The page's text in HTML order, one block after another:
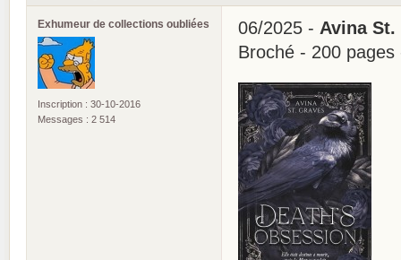
Exhumeur de collections oubliées
Inscription : 30-10-2016
Messages : 2 514
06/2025 - Avina
Broché - 200